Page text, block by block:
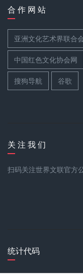
合 作 网 站
亚洲文化艺术界联合
中国红色文化协会网
搜狗导航 谷歌
关 注 我 们
扫码关注世界文联官方
统计代码